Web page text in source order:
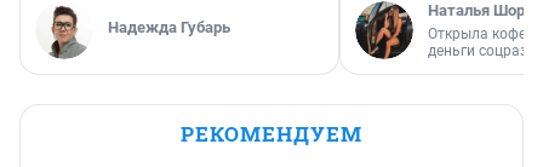
Надежда Губарь
Наталья
Открыла
деньги
РЕКОМЕНДУЕМ